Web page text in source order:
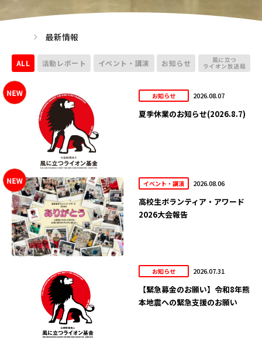
最新情報
ALL 活動レポート イベント・講演 お知らせ 風に立つ
ライオン放送局
お知らせ 2026.08.07
夏季休業のお知らせ(2026.8.7)
イベント・講演 2026.08.06
高校生ボランティア・アワード
2026大会報告
お知らせ 2026.07.31
【緊急募金のお願い】令和8年熊
本地震への緊急支援のお願い